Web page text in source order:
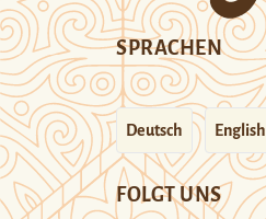
SPRACHEN
Deutsch English
FOLGT UNS